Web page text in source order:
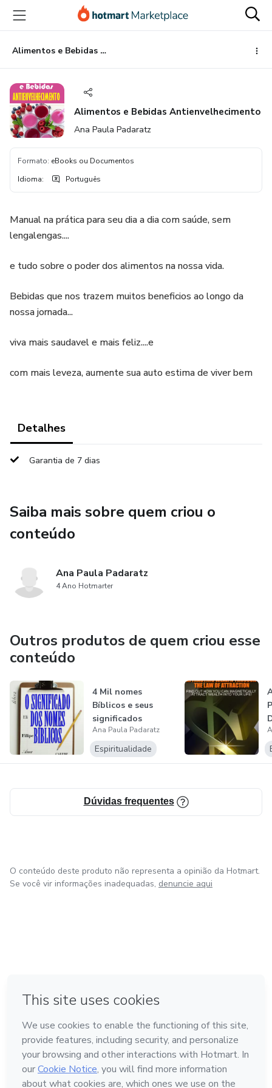
para
conteúdo
principal
para
pagamento
para
rodapé
Alimentos e Bebidas Antienvelhecimento
Alimentos e Bebidas Antienvelhecimento
Ana Paula Padaratz
Formato: eBooks ou Documentos
Idioma: Português
Manual na prática para seu dia a dia com saúde, sem
lengalengas....
e tudo sobre o poder dos alimentos na nossa vida.
Bebidas que nos trazem muitos beneficios ao longo da
nossa jornada...
viva mais saudavel e mais feliz....e
com mais leveza, aumente sua auto estima de viver bem
Detalhes
Garantia de 7 dias
Saiba mais sobre quem criou o
conteúdo
Ana Paula Padaratz
4 Ano Hotmarter
Outros produtos de quem criou esse
conteúdo
4 Mil nomes
Bíblicos e seus
significados
Ana Paula Padaratz
Espiritualidade
Dúvidas frequentes
O conteúdo deste produto não representa a opinião da Hotmart.
Se você vir informações inadequadas, denuncie aqui
Feito com ❤ em Bogotá
Conheça a Hotmart